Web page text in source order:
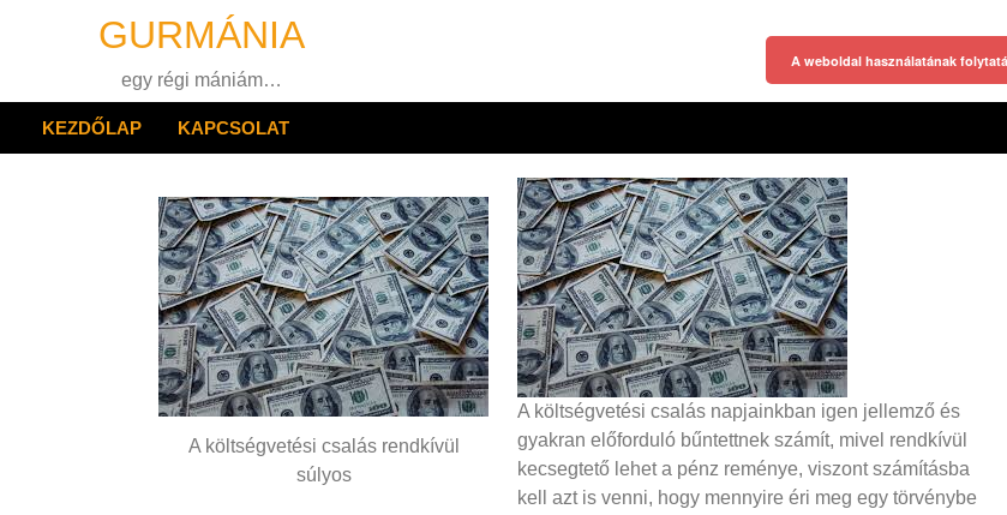
GURMÁNIA
egy régi mániám…
KEZDŐLAP KAPCSOLAT
A költségvetési csalás rendkívül
súlyos
A költségvetési csalás napjainkban igen jellemző és
gyakran előforduló bűntettnek számít, mivel rendkívül
kecsegtető lehet a pénz reménye, viszont számításba
kell azt is venni, hogy mennyire éri meg egy törvénybe
A weboldal használatának